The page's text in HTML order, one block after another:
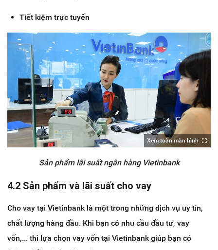
Tiết kiệm trực tuyến
Xem toàn màn hình
Sản phẩm lãi suất ngân hàng Vietinbank
4.2 Sản phẩm và lãi suất cho vay
Cho vay tại Vietinbank là một trong những dịch vụ uy tín,
chất lượng hàng đầu. Khi bạn có nhu cầu đầu tư, vay
vốn,... thì lựa chọn vay vốn tại Vietinbank giúp bạn có